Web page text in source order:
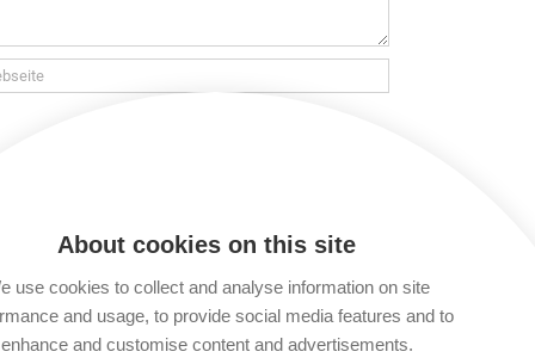
und gespeichert werden. Lies
keinen Kommentar verfassen. Du kannst
About cookies on this site
use cookies to collect and analyse information on site
and usage, to provide social media features and to
enhance and customise content and advertisements.